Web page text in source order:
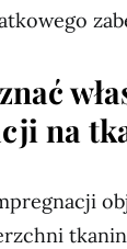
na